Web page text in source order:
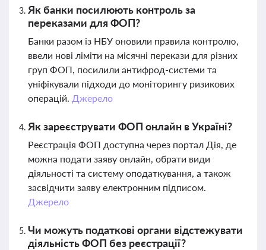
Як банки посилюють контроль за
переказами для ФОП?
Банки разом із НБУ оновили правила контролю,
ввели нові ліміти на місячні перекази для різних
груп ФОП, посилили антифрод-системи та
уніфікували підходи до моніторингу ризикових
операцій. Джерело
Як зареєструвати ФОП онлайн в Україні?
Реєстрація ФОП доступна через портал Дія, де
можна подати заяву онлайн, обрати види
діяльності та систему оподаткування, а також
засвідчити заяву електронним підписом.
Джерело
Чи можуть податкові органи відстежувати
діяльність ФОП без реєстрації?